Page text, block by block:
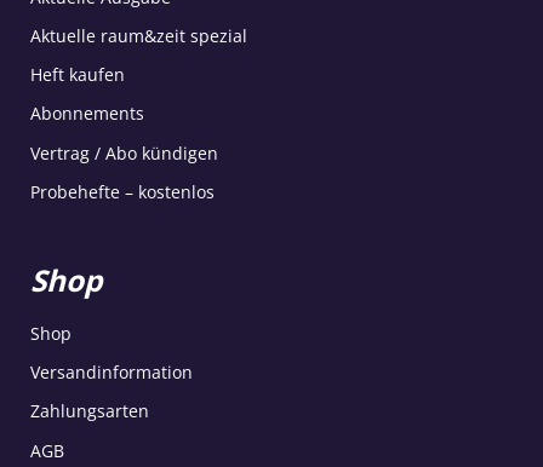
Aktuelle raum&zeit spezial
Heft kaufen
Abonnements
Vertrag / Abo kündigen
Probehefte – kostenlos
Shop
Shop
Versandinformation
Zahlungsarten
AGB